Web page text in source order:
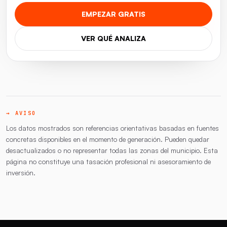
EMPEZAR GRATIS
VER QUÉ ANALIZA
→ AVISO
Los datos mostrados son referencias orientativas basadas en fuentes
concretas disponibles en el momento de generación. Pueden quedar
desactualizados o no representar todas las zonas del municipio. Esta
página no constituye una tasación profesional ni asesoramiento de
inversión.